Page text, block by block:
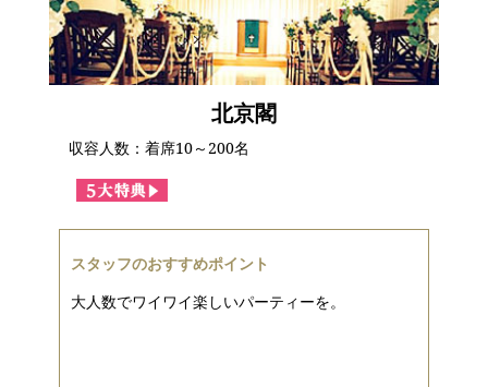
北京閣
収容人数：着席10～200名
スタッフのおすすめポイント
大人数でワイワイ楽しいパーティーを。